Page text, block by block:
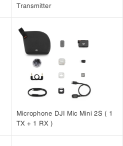
Transmitter
Microphone DJI Mic Mini 2S ( 1
TX + 1 RX )